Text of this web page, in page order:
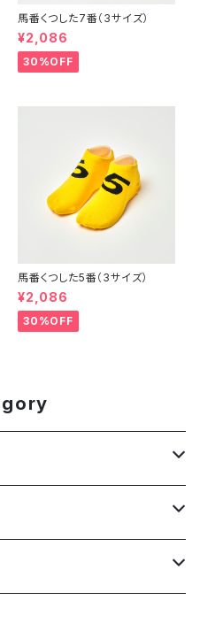
馬番くつした7番（3サイズ）
¥2,086
30%OFF
馬番くつした5番（3サイズ）
¥2,086
30%OFF